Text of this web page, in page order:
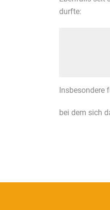
durfte:
Insbesondere
bei dem sich